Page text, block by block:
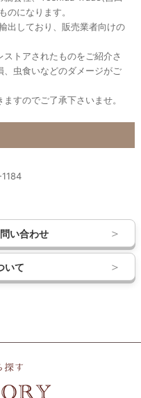
のになります。
出しており、販売業者向けの
トアされたものをご紹介さ
虫食いなどのダメージがご
すのでご了承下さいませ。
い合わせ
いて